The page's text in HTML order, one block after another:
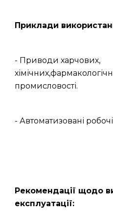
Приклади
- Приводи харчових,
промисловості.
- Автоматизовані робочі
Рекомендації щодо
експлуатації: